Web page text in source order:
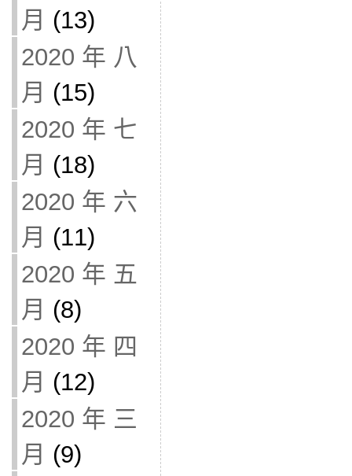
月 (13)
2020 年 八
月 (15)
2020 年 七
月 (18)
2020 年 六
月 (11)
2020 年 五
月 (8)
2020 年 四
月 (12)
2020 年 三
月 (9)